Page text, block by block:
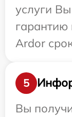
услуги
гарантию
Ardor
5
Вы